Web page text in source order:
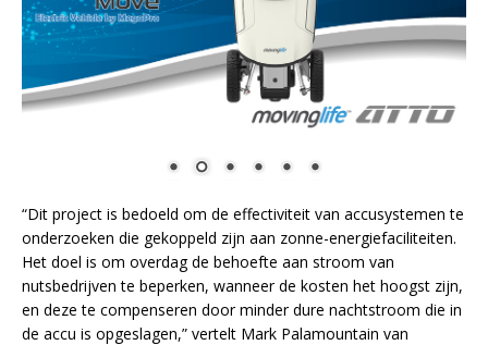
“Dit project is bedoeld om de effectiviteit van accusystemen te
onderzoeken die gekoppeld zijn aan zonne-energiefaciliteiten.
Het doel is om overdag de behoefte aan stroom van
nutsbedrijven te beperken, wanneer de kosten het hoogst zijn,
en deze te compenseren door minder dure nachtstroom die in
de accu is opgeslagen,” vertelt Mark Palamountain van